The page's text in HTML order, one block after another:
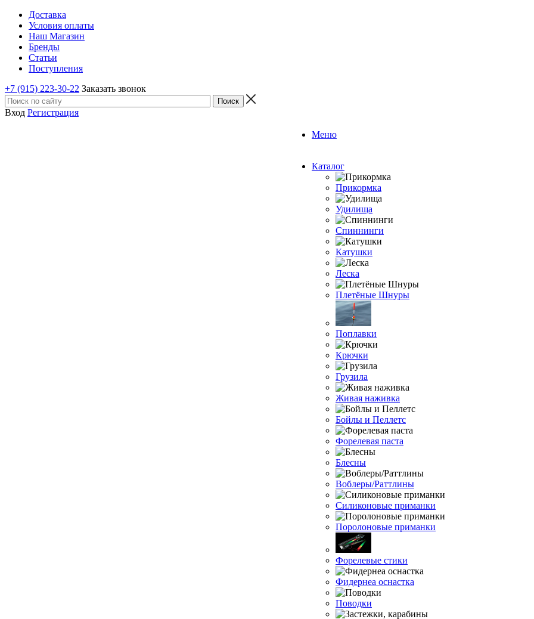
Доставка
Условия оплаты
Наш Магазин
Бренды
Статьи
Поступления
+7 (915) 223-30-22 Заказать звонок
Вход Регистрация
Меню
Каталог
Прикормка
Удилища
Спиннинги
Катушки
Леска
Плетёные Шнуры
Поплавки
Крючки
Грузила
Живая наживка
Бойлы и Пеллетс
Форелевая паста
Блесны
Воблеры/Раттлины
Силиконовые приманки
Поролоновые приманки
Форелевые стики
Фидернеа оснастка
Поводки